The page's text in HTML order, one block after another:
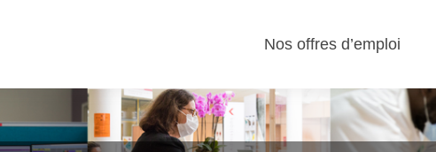
Nos offres d’emploi